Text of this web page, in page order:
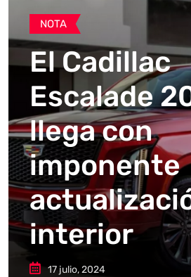
NOTA
El Cadillac
Escalade
llega con
imponente
interior
17 julio, 2024